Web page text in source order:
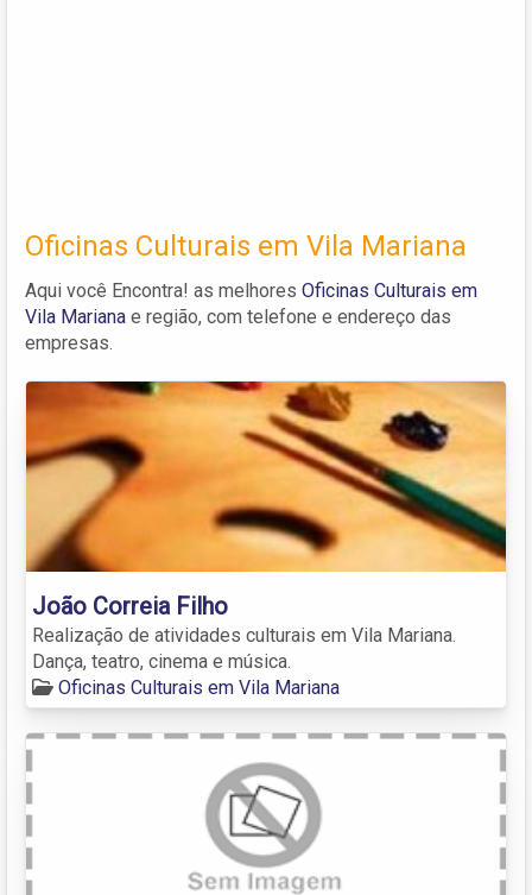
Oficinas Culturais em Vila Mariana
Aqui você Encontra! as melhores Oficinas Culturais em
Vila Mariana e região, com telefone e endereço das
empresas.
João Correia Filho
Realização de atividades culturais em Vila Mariana.
Dança, teatro, cinema e música.
Oficinas Culturais em Vila Mariana